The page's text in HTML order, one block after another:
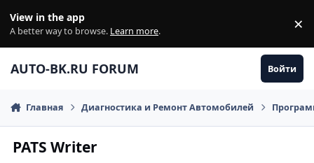
View in the app
A better way to browse. Learn more. ×
AUTO-BK.RU FORUM Войти
Главная Диагностика и Ремонт Автомобилей
PATS Writer